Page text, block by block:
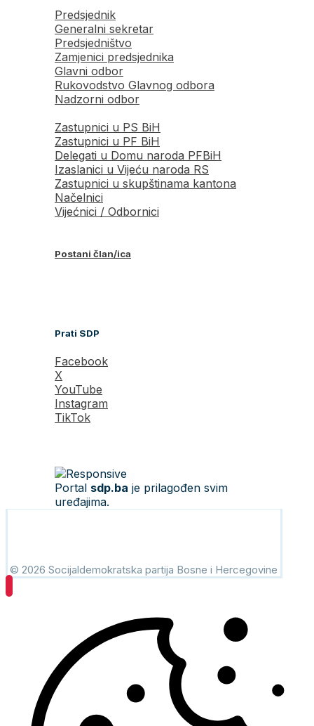
Predsjednik
Generalni sekretar
Predsjedništvo
Zamjenici predsjednika
Glavni odbor
Rukovodstvo Glavnog odbora
Nadzorni odbor
Zastupnici u PS BiH
Zastupnici u PF BiH
Delegati u Domu naroda PFBiH
Izaslanici u Vijeću naroda RS
Zastupnici u skupštinama kantona
Načelnici
Vijećnici / Odbornici
Postani član/ica
Prati SDP
Facebook
X
YouTube
Instagram
TikTok
Portal sdp.ba je prilagođen svim
uređajima.
© 2026 Socijaldemokratska partija Bosne i Hercegovine